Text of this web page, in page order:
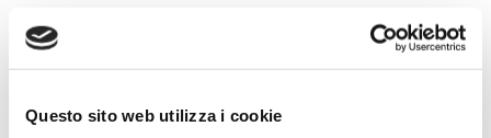
Questo sito web utilizza i cookie
Codice: